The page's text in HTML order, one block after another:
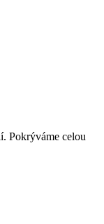
Pokrýváme celou